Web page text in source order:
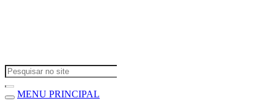
MENU PRINCIPAL